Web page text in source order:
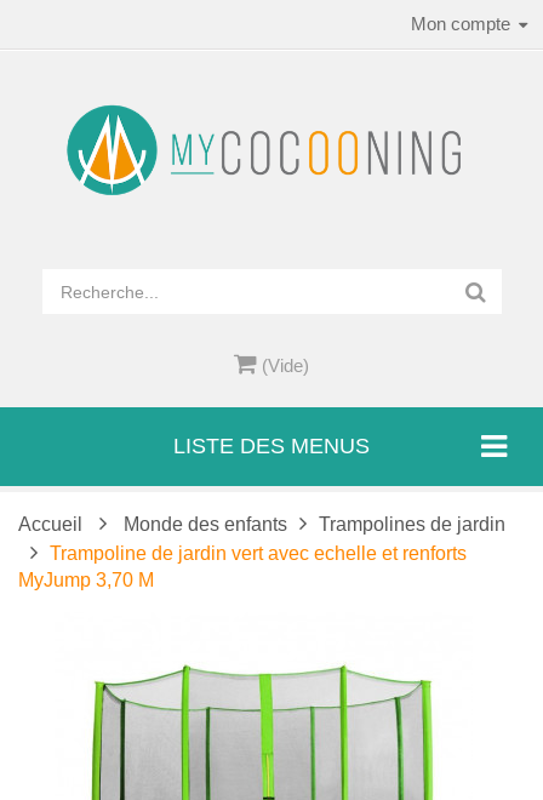
Mon compte
(Vide)
LISTE DES MENUS
Accueil Monde des enfants
Trampolines de jardin
Trampoline de jardin vert avec echelle et renforts
MyJump 3,70 M